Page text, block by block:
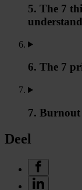
5. The 7
6. The 7
7. Burnout
Deel